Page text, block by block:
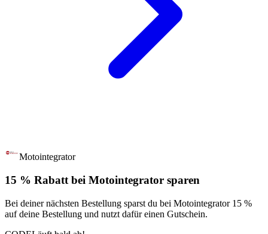
Motointegrator
15 % Rabatt bei Motointegrator sparen
Bei deiner nächsten Bestellung sparst du bei Motointegrator 15 %
auf deine Bestellung und nutzt dafür einen Gutschein.